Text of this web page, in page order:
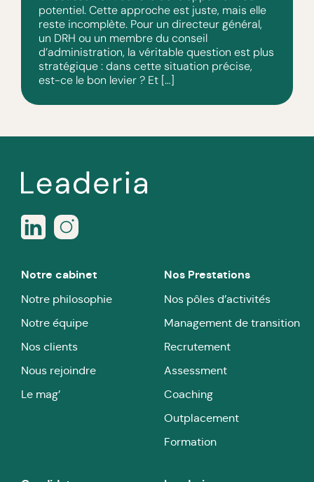
potentiel. Cette approche est juste, mais elle
reste incomplète. Pour un directeur général,
un DRH ou un membre du conseil
d’administration, la véritable question est plus
stratégique : dans cette situation précise,
est-ce le bon levier ? Et […]
Notre cabinet
Notre philosophie
Notre équipe
Nos clients
Nous rejoindre
Le mag’
Nos Prestations
Nos pôles d’activités
Management de transition
Recrutement
Assessment
Coaching
Outplacement
Formation